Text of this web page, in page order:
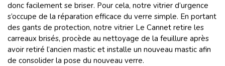
donc facilement se briser. Pour cela, notre vitrier d’urgence
s’occupe de la réparation efficace du verre simple. En portant
des gants de protection, notre vitrier Le Cannet retire les
carreaux brisés, procède au nettoyage de la feuillure après
avoir retiré l’ancien mastic et installe un nouveau mastic afin
de consolider la pose du nouveau verre.